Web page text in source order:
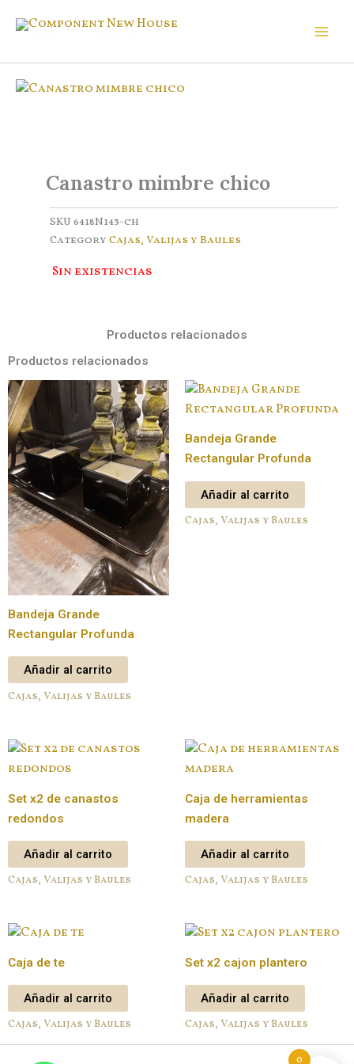
Canastro mimbre chico
SKU 6418N143-ch
Category Cajas, Valijas y Baules
Sin existencias
Productos relacionados
Productos relacionados
Bandeja Grande
Rectangular Profunda
Añadir al carrito
Cajas, Valijas y Baules
Bandeja Grande
Rectangular Profunda
Añadir al carrito
Cajas, Valijas y Baules
Set x2 de canastos
redondos
Añadir al carrito
Cajas, Valijas y Baules
Caja de herramientas
madera
Añadir al carrito
Cajas, Valijas y Baules
Caja de te
Añadir al carrito
Cajas, Valijas y Baules
Set x2 cajon plantero
Añadir al carrito
Cajas, Valijas y Baules
0